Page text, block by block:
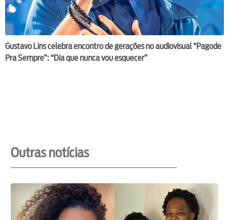
Gustavo Lins celebra encontro de gerações no audiovisual “Pagode
Pra Sempre”: “Dia que nunca vou esquecer”
Outras notícias